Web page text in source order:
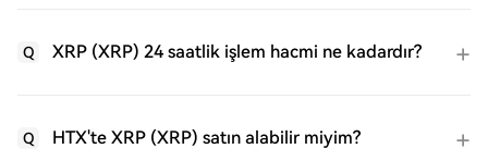
Q XRP (XRP) 24 saatlik işlem hacmi ne kadardır?
Q HTX'te XRP (XRP) satın alabilir miyim?